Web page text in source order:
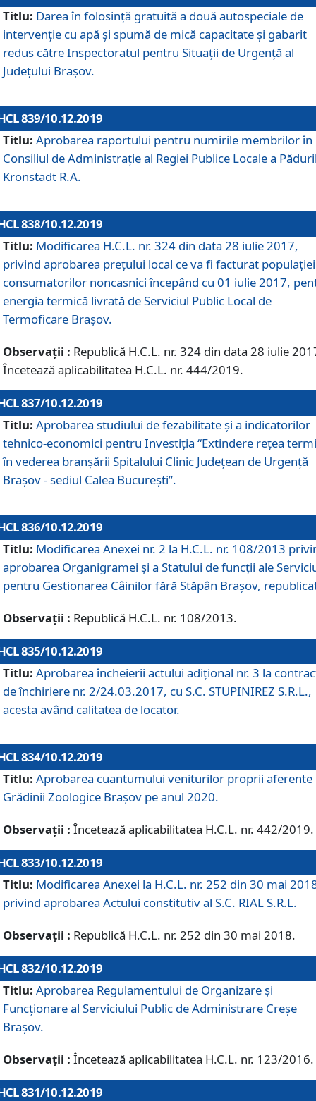
Titlu: Darea în folosință gratuită a două autospeciale de
intervenție cu apă și spumă de mică capacitate și gabarit
redus către Inspectoratul pentru Situaţii de Urgenţă al
Judeţului Brașov.
839/10.12.2019
Titlu: Aprobarea raportului pentru numirile membrilor în
Consiliul de Administraţie al Regiei Publice Locale a
Kronstadt R.A.
838/10.12.2019
Titlu: Modificarea H.C.L. nr. 324 din data 28 iulie 2017,
privind aprobarea preţului local ce va fi facturat
consumatorilor noncasnici începând cu 01 iulie 2017,
energia termică livrată de Serviciul Public Local de
Termoficare Braşov.
Observații : Republică H.C.L. nr. 324 din data 28 iulie
Încetează aplicabilitatea H.C.L. nr. 444/2019.
837/10.12.2019
Titlu: Aprobarea studiului de fezabilitate și a indicatorilor
tehnico-economici pentru Investiția “Extindere rețea
în vederea branșării Spitalului Clinic Județean de Urgență
Brașov - sediul Calea București”.
836/10.12.2019
Titlu: Modificarea Anexei nr. 2 la H.C.L. nr. 108/2013
aprobarea Organigramei şi a Statului de funcții ale
pentru Gestionarea Câinilor fără Stăpân Brașov,
Observații : Republică H.C.L. nr. 108/2013.
835/10.12.2019
Titlu: Aprobarea încheierii actului adițional nr. 3 la
de închiriere nr. 2/24.03.2017, cu S.C. STUPINIREZ S.R.L.,
acesta având calitatea de locator.
834/10.12.2019
Titlu: Aprobarea cuantumului veniturilor proprii aferente
Grădinii Zoologice Braşov pe anul 2020.
Observații : Încetează aplicabilitatea H.C.L. nr. 442/2019.
833/10.12.2019
Titlu: Modificarea Anexei la H.C.L. nr. 252 din 30 mai
privind aprobarea Actului constitutiv al S.C. RIAL S.R.L.
Observații : Republică H.C.L. nr. 252 din 30 mai 2018.
832/10.12.2019
Titlu: Aprobarea Regulamentului de Organizare și
Funcționare al Serviciului Public de Administrare Creșe
Brașov.
Observații : Încetează aplicabilitatea H.C.L. nr. 123/2016.
831/10.12.2019